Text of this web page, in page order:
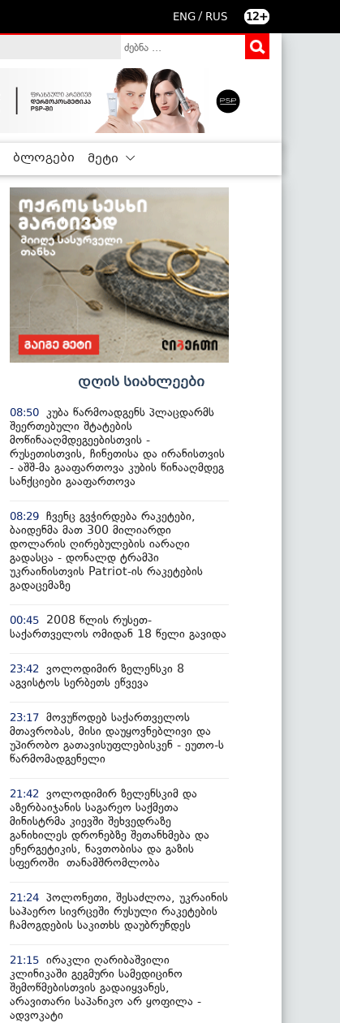
ENG / RUS 12+
ბლოგები მეტი
დღის სიახლეები
08:50 კუბა წარმოადგენს პლაცდარმს
შეერთებული შტატების
მოწინააღმდეგეებისთვის -
რუსეთისთვის, ჩინეთისა და ირანისთვის
- აშშ-მა გააფართოვა კუბის წინააღმდეგ
სანქციები გააფართოვა
08:29 ჩვენც გვჭირდება რაკეტები,
ბაიდენმა მათ 300 მილიარდი
დოლარის ღირებულების იარაღი
გადასცა - დონალდ ტრამპი
უკრაინისთვის Patriot-ის რაკეტების
გადაცემაზე
00:45
2008 წლის რუსეთ-
საქართველოს ომიდან 18 წელი გავიდა
23:42
ვოლოდიმირ ზელენსკი 8
აგვისტოს სერბეთს ეწვევა
23:17 მოვუწოდებ საქართველოს
მთავრობას, მისი დაუყოვნებლივი და
უპირობო გათავისუფლებისკენ - ეუთო-ს
წარმომადგენელი
21:42
ვოლოდიმირ ზელენსკიმ და
აზერბაიჯანის საგარეო საქმეთა
მინისტრმა კიევში შეხვედრაზე
განიხილეს დრონებზე შეთანხმება და
ენერგეტიკის, ნავთობისა და გაზის
სფეროში თანამშრომლობა
21:24 პოლონეთი, შესაძლოა, უკრაინის
საჰაერო სივრცეში რუსული რაკეტების
ჩამოგდების საკითხს დაუბრუნდეს
21:15 ირაკლი ღარიბაშვილი
კლინიკაში გეგმური სამედიცინო
შემოწმებისთვის გადაიყვანეს,
არავითარი საპანიკო არ ყოფილა -
ადვოკატი